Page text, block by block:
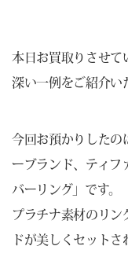
本日お買取りさせて
深い一例をご紹介い
今回お預かりしたの
ーブランド、ティフ
バーリング」です。
プラチナ素材のリン
ドが美しくセット